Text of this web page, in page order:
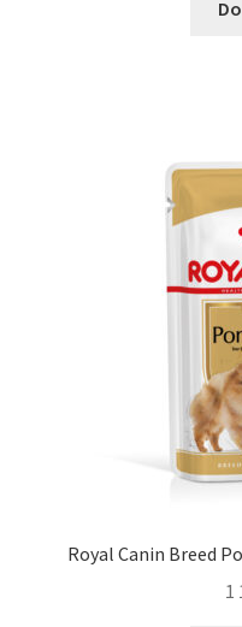
Royal Canin Breed
1